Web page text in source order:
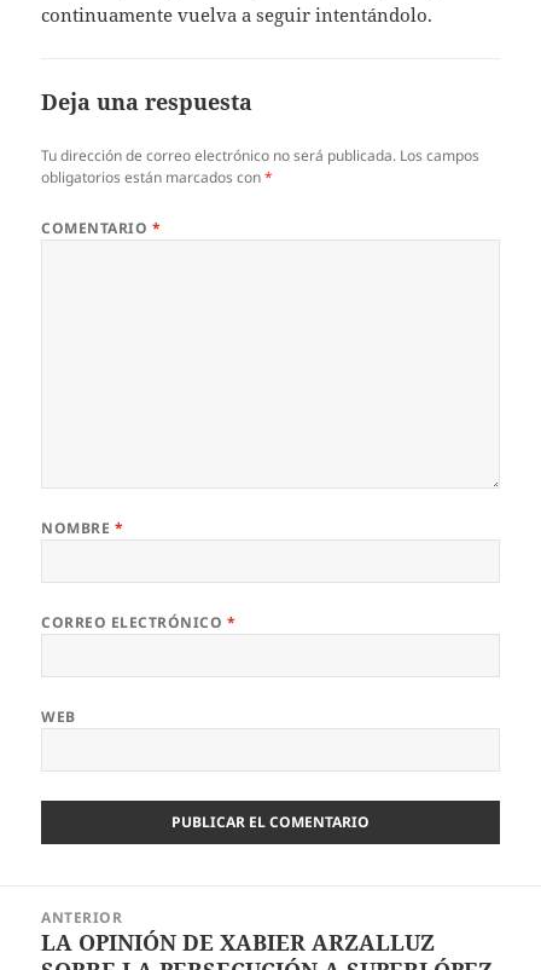
continuamente vuelva a seguir intentándolo.
Deja una respuesta
Tu dirección de correo electrónico no será publicada. Los campos
obligatorios están marcados con*
COMENTARIO *
NOMBRE *
CORREO ELECTRÓNICO *
WEB
entradas
ANTERIOR
Entrada
LA OPINIÓN DE XABIER ARZALLUZ